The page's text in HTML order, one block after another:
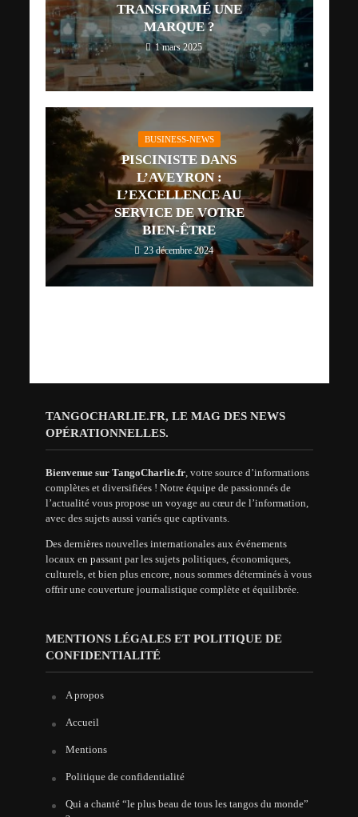
TRANSFORMÉ UNE
MARQUE ?
1 mars 2025
BUSINESS-NEWS
PISCINISTE DANS
L’AVEYRON :
L’EXCELLENCE AU
SERVICE DE VOTRE
BIEN-ÊTRE
23 décembre 2024
TANGOCHARLIE.FR, LE MAG DES NEWS
OPÉRATIONNELLES.
Bienvenue sur TangoCharlie.fr, votre source d’informations
complètes et diversifiées ! Notre équipe de passionnés de
l’actualité vous propose un voyage au cœur de l’information,
avec des sujets aussi variés que captivants.
Des dernières nouvelles internationales aux événements
locaux en passant par les sujets politiques, économiques,
culturels, et bien plus encore, nous sommes déterminés à vous
offrir une couverture journalistique complète et équilibrée.
MENTIONS LÉGALES ET POLITIQUE DE
CONFIDENTIALITÉ
A propos
Accueil
Mentions
Politique de confidentialité
Qui a chanté “le plus beau de tous les tangos du monde”